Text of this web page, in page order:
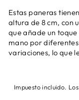
Estas paneras
altura de 8 cm, con
que añade un toque
mano por
variaciones, lo que
Impuesto incluido.